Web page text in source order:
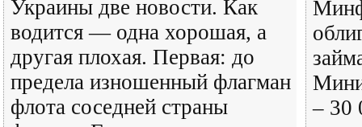
Украины две новости. Как
водится — одна хорошая, а
другая плохая. Первая: до
предела изношенный флагман
флота соседней страны
– 30